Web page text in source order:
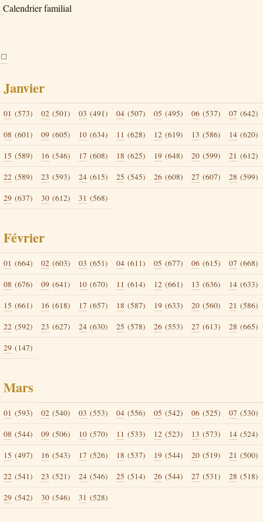
Calendrier familial
Janvier
01 (573) 02 (501) 03 (491) 04 (507) 05 (495) 06 (537) 07 (642)
08 (601) 09 (605) 10 (634) 11 (628) 12 (619) 13 (586) 14 (620)
15 (589) 16 (546) 17 (608) 18 (625) 19 (648) 20 (599) 21 (612)
22 (589) 23 (593) 24 (615) 25 (545) 26 (608) 27 (607) 28 (599)
29 (637) 30 (612) 31 (568)
Février
01 (664) 02 (603) 03 (651) 04 (611) 05 (677) 06 (615) 07 (668)
08 (676) 09 (641) 10 (670) 11 (614) 12 (661) 13 (636) 14 (633)
15 (661) 16 (618) 17 (657) 18 (587) 19 (633) 20 (560) 21 (586)
22 (592) 23 (627) 24 (630) 25 (578) 26 (553) 27 (613) 28 (665)
29 (147)
Mars
01 (593) 02 (540) 03 (553) 04 (556) 05 (542) 06 (525) 07 (530)
08 (544) 09 (506) 10 (570) 11 (533) 12 (523) 13 (573) 14 (524)
15 (497) 16 (543) 17 (526) 18 (537) 19 (544) 20 (519) 21 (500)
22 (541) 23 (521) 24 (546) 25 (514) 26 (544) 27 (531) 28 (518)
29 (542) 30 (546) 31 (528)